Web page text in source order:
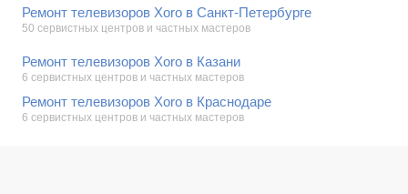
Ремонт телевизоров Xoro в Санкт-Петербурге
50 сервистных центров и частных мастеров
Ремонт телевизоров Xoro в Казани
6 сервистных центров и частных мастеров
Ремонт телевизоров Xoro в Краснодаре
6 сервистных центров и частных мастеров